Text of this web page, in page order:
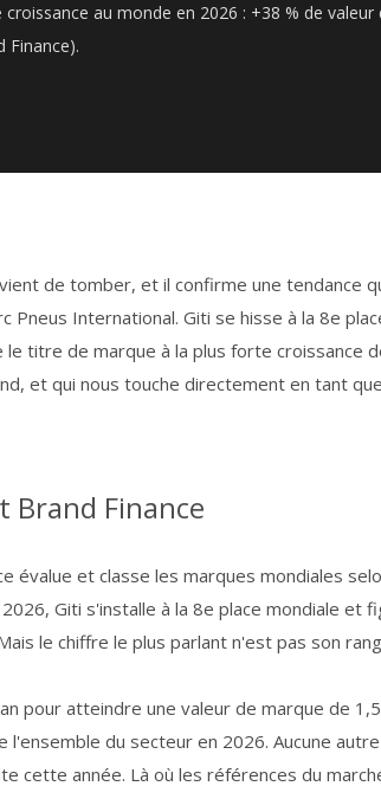
au monde en 2026 : +38 % de valeur
Finance).
de tomber, et il confirme une tendance
Pneus International. Giti se hisse à la 8e
titre de marque à la plus forte croissance
et qui nous touche directement en tant
Brand Finance
évalue et classe les marques mondiales
Giti s'installe à la 8e place mondiale et
le chiffre le plus parlant n'est pas son
pour atteindre une valeur de marque de
l'ensemble du secteur en 2026. Aucune
cette année. Là où les références du